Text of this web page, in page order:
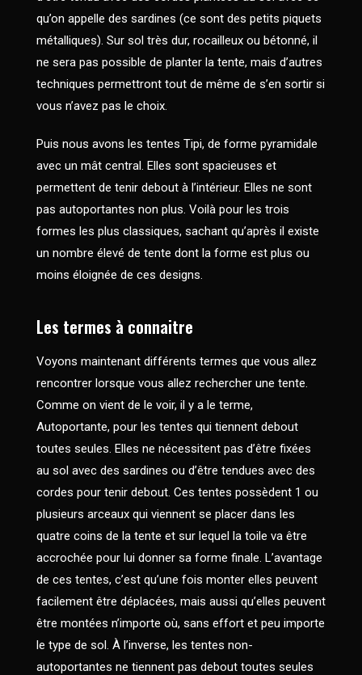
qu’on appelle des sardines (ce sont des petits piquets
métalliques). Sur sol très dur, rocailleux ou bétonné, il
ne sera pas possible de planter la tente, mais d’autres
techniques permettront tout de même de s’en sortir si
vous n’avez pas le choix.
Puis nous avons les tentes Tipi, de forme pyramidale
avec un mât central. Elles sont spacieuses et
permettent de tenir debout à l’intérieur. Elles ne sont
pas autoportantes non plus. Voilà pour les trois
formes les plus classiques, sachant qu’après il existe
un nombre élevé de tente dont la forme est plus ou
moins éloignée de ces designs.
Les termes à connaitre
Voyons maintenant différents termes que vous allez
rencontrer lorsque vous allez rechercher une tente.
Comme on vient de le voir, il y a le terme,
Autoportante, pour les tentes qui tiennent debout
toutes seules. Elles ne nécessitent pas d’être fixées
au sol avec des sardines ou d’être tendues avec des
cordes pour tenir debout. Ces tentes possèdent 1 ou
plusieurs arceaux qui viennent se placer dans les
quatre coins de la tente et sur lequel la toile va être
accrochée pour lui donner sa forme finale. L’avantage
de ces tentes, c’est qu’une fois monter elles peuvent
facilement être déplacées, mais aussi qu’elles peuvent
être montées n’importe où, sans effort et peu importe
le type de sol. À l’inverse, les tentes non-
autoportantes ne tiennent pas debout toutes seules